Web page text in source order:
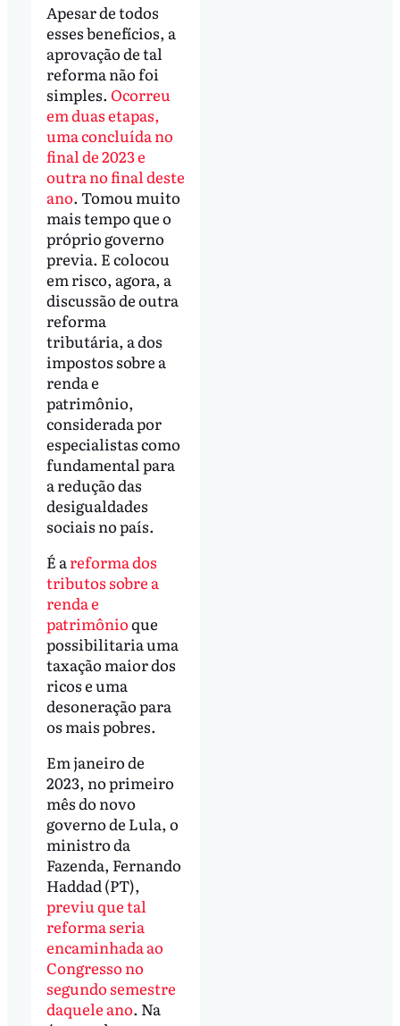
Apesar de todos
esses benefícios, a
aprovação de tal
reforma não foi
simples. Ocorreu
em duas etapas,
uma concluída no
final de 2023 e
outra no final deste
ano. Tomou muito
mais tempo que o
próprio governo
previa. E colocou
em risco, agora, a
discussão de outra
reforma
tributária, a dos
impostos sobre a
renda e
patrimônio,
considerada por
especialistas como
fundamental para
a redução das
desigualdades
sociais no país.
É areforma dos
tributos sobre a
renda e
patrimônioque
possibilitaria uma
taxação maior dos
ricos e uma
desoneração para
os mais pobres.
Em janeiro de
2023, no primeiro
mês do novo
governo de Lula, o
ministro da
Fazenda, Fernando
Haddad (PT),
previu que tal
reforma seria
encaminhada ao
Congresso no
segundo semestre
daquele ano. Na